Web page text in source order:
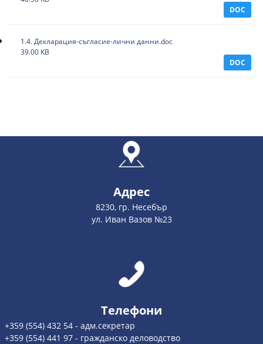
DOC
1.4. Декларация-съгласие-лични данни.doc
39.00 KB
DOC
Адрес
8230, гр. Несебър
ул. Иван Вазов №23
Телефони
+359 (554) 432 54 - адм.секретар
+359 (554) 441 97 - гражданско деловодство